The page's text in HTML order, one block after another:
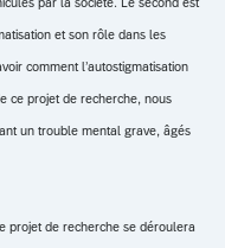
et son rôle dans les
comment l’autostigmatisation
ce projet de recherche, nous
un trouble mental grave, âgés
projet de recherche se déroulera